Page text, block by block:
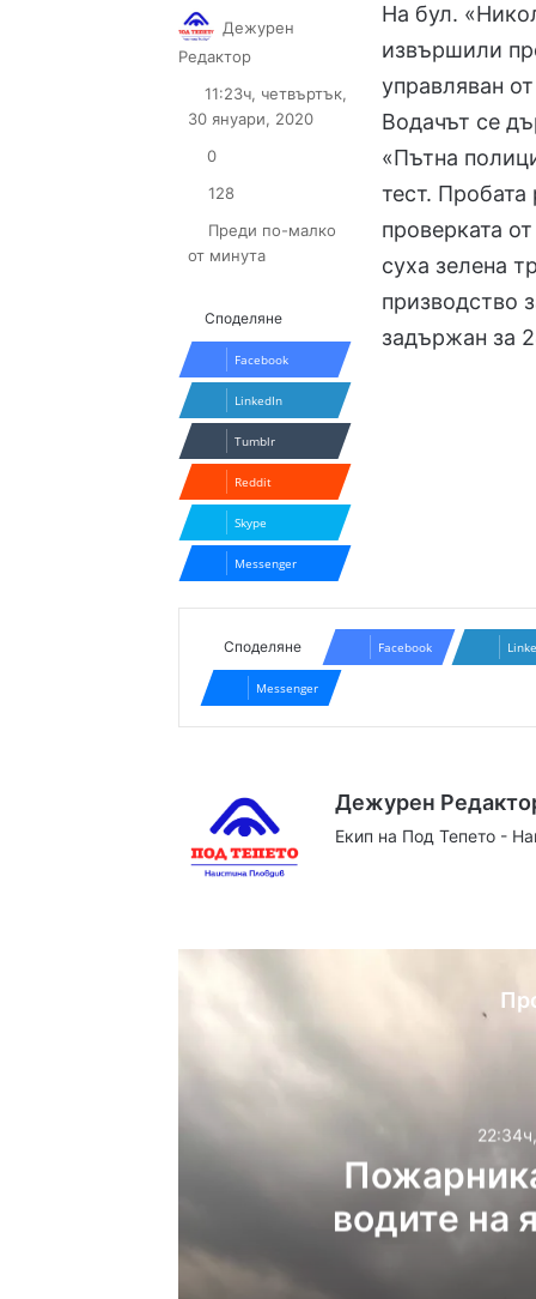
На бул.
извършили
управляван
Водачът се
«Пътна
тест.
проверката
суха зелена
призводство
задържан за
Дежурен
Редактор
X email
11:23ч, четвъртък,
30 януари, 2020
0
128
Преди по-малко
от минута
Споделяне
Facebook
LinkedIn
Tumblr
Reddit
Skype
Messenger
Споделяне Facebook
Messenger
Дежурен
Екип на Под Тепето -
водите на